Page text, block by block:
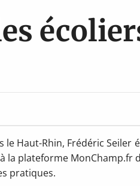
Haut-Rhin, Frédéric Seiler
la plateforme MonChamp.fr
pratiques.